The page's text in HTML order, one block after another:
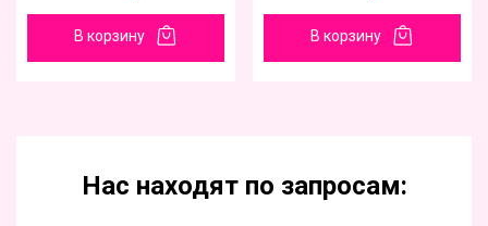
В корзину В корзину
Нас находят по запросам: